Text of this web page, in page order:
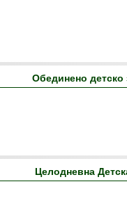
Обединено детско
Целодневна